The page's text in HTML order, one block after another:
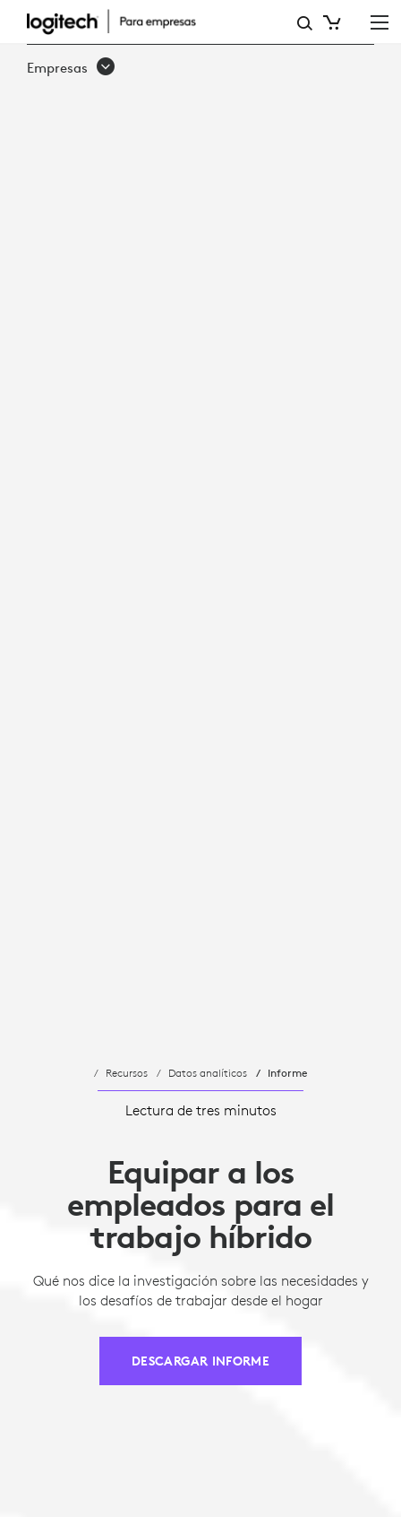
EQUIPAR
Empresas
Recursos Datos analíticos Informe
Lectura de tres minutos
Equipar a los
empleados para el
trabajo híbrido
Qué nos dice la investigación sobre las necesidades y
los desafíos de trabajar desde el hogar
DESCARGAR INFORME